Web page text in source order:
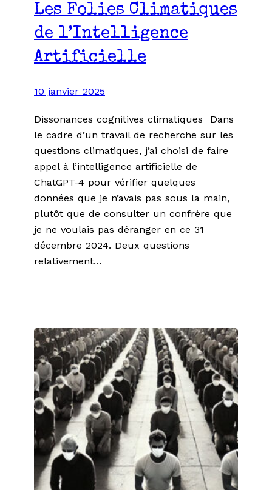
Les Folies Climatiques
de l’Intelligence
Artificielle
10 janvier 2025
Dissonances cognitives climatiques Dans
le cadre d’un travail de recherche sur les
questions climatiques, j’ai choisi de faire
appel à l’intelligence artificielle de
ChatGPT-4 pour vérifier quelques
données que je n’avais pas sous la main,
plutôt que de consulter un confrère que
je ne voulais pas déranger en ce 31
décembre 2024. Deux questions
relativement…